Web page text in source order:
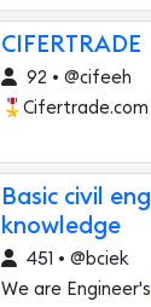
CIFERTRADE
92 • @cifeeh
🎖️Cifertrade.com
Basic civil
knowledge
451 • @bciek
We are